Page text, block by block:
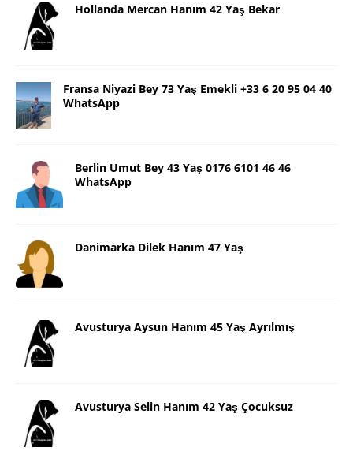
Hollanda Mercan Hanım 42 Yaş Bekar
Fransa Niyazi Bey 73 Yaş Emekli +33 6 20 95 04 40
WhatsApp
Berlin Umut Bey 43 Yaş 0176 6101 46 46
WhatsApp
Danimarka Dilek Hanım 47 Yaş
Avusturya Aysun Hanım 45 Yaş Ayrılmış
Avusturya Selin Hanım 42 Yaş Çocuksuz